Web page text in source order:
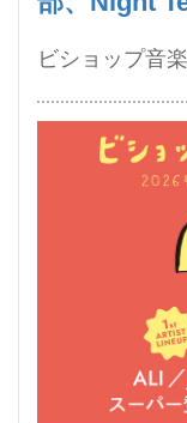
ビショップ音